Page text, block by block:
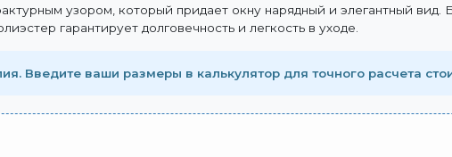
узором, который придает окну нарядный и элегантный вид.
гарантирует долговечность и легкость в уходе.
Введите ваши размеры в калькулятор для точного расчета